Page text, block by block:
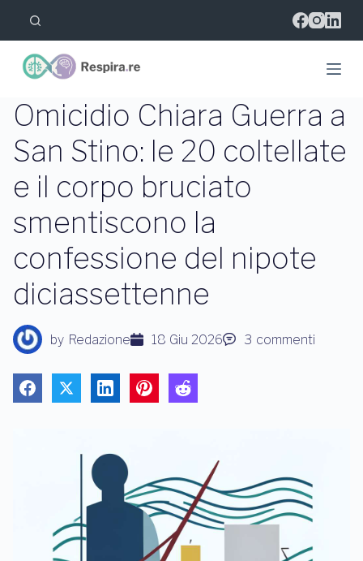
l
l
c
n
t
n
t
o
Omicidio Chiara Guerra a
San Stino: le 20 coltellate
e il corpo bruciato
smentiscono la
confessione del nipote
diciassettenne
by Redazione 18 Giu 2026 3 commenti